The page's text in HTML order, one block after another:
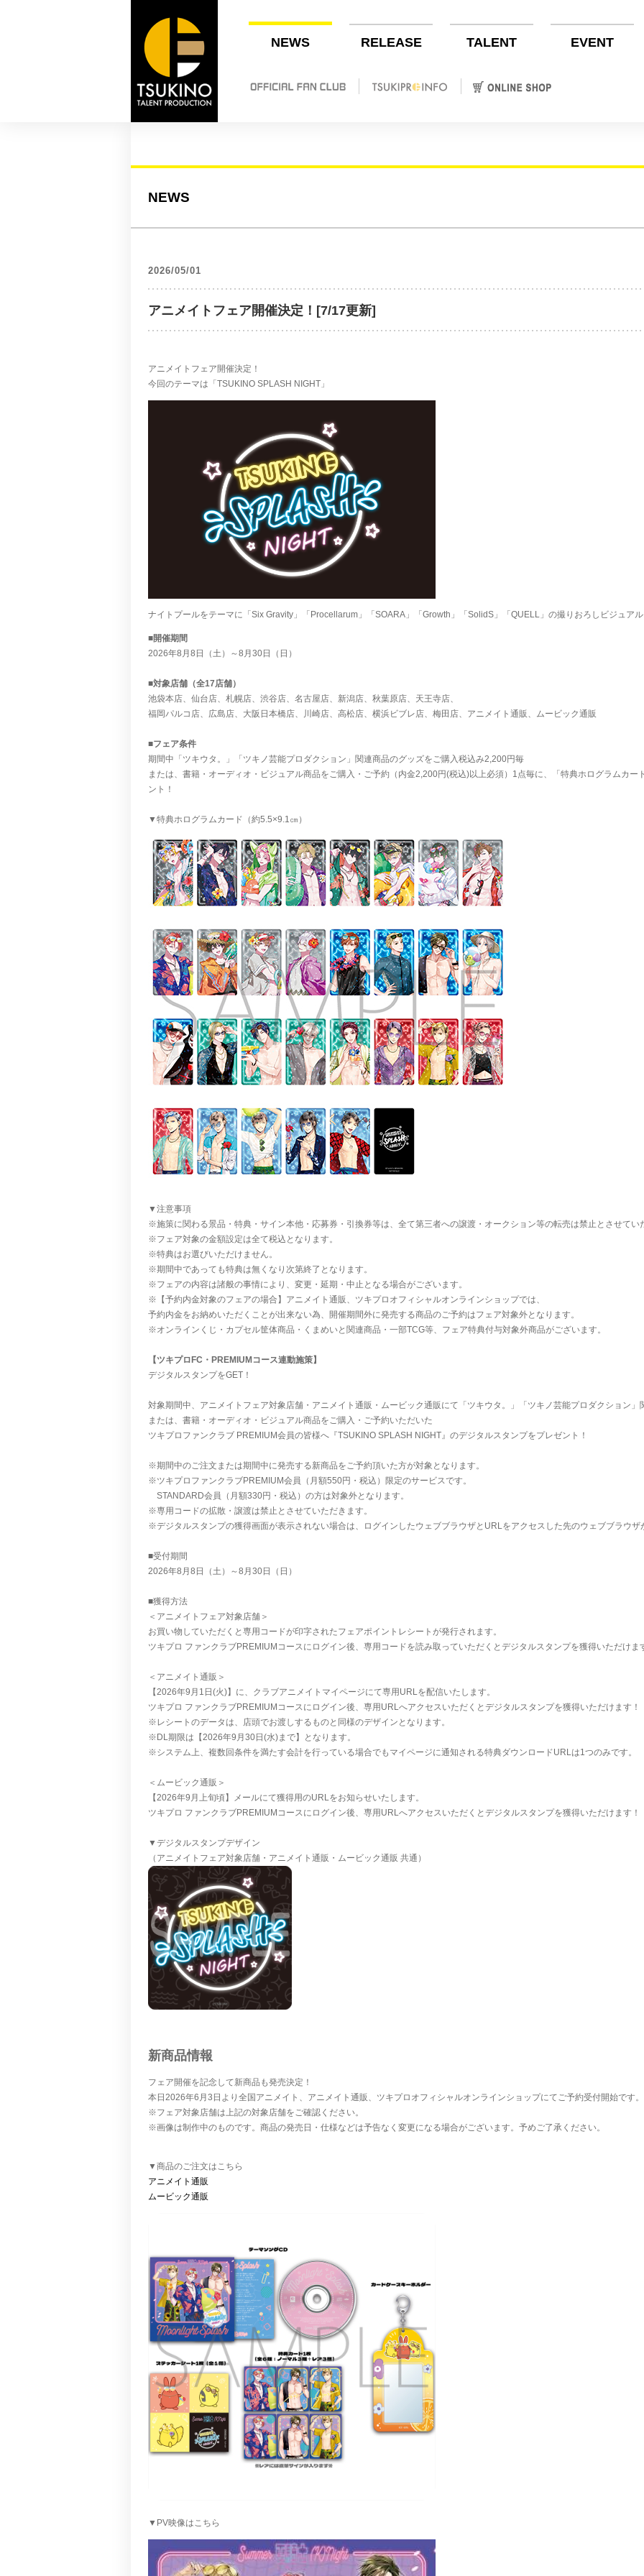
NEWS RELEASE TALENT EVENT
NEWS
2026/05/01
アニメイトフェア開催決定！[7/17更新]
アニメイトフェア開催決定！
今回のテーマは「TSUKINO SPLASH NIGHT」
ナイトプールをテーマに「Six Gravity」「Procellarum」「SOARA」「Growth」「SolidS」「QUELL」の撮りおろしビジュア
■開催期間
2026年8月8日（土）～8月30日（日）
■対象店舗（全17店舗）
池袋本店、仙台店、札幌店、渋谷店、名古屋店、新潟店、秋葉原店、天王寺店、
福岡パルコ店、広島店、大阪日本橋店、川崎店、高松店、横浜ビブレ店、梅田店、アニメイト通販、ムービック通販
■フェア条件
期間中「ツキウタ。」「ツキノ芸能プロダクション」関連商品のグッズをご購入税込み2,200円毎
または、書籍・オーディオ・ビジュアル商品をご購入・ご予約（内金2,200円(税込)以上必須）1点毎に、「特典ホログラムカ
ント！
▼特典ホログラムカード（約5.5×9.1㎝）
▼注意事項
※施策に関わる景品・特典・サイン本他・応募券・引換券等は、全て第三者への譲渡・オークション等の転売は禁止とさせてい
※フェア対象の金額設定は全て税込となります。
※特典はお選びいただけません。
※期間中であっても特典は無くなり次第終了となります。
※フェアの内容は諸般の事情により、変更・延期・中止となる場合がございます。
※【予約内金対象のフェアの場合】アニメイト通販、ツキプロオフィシャルオンラインショップでは、
予約内金をお納めいただくことが出来ない為、開催期間外に発売する商品のご予約はフェア対象外となります。
※オンラインくじ・カプセル筐体商品・くまめいと関連商品・一部TCG等、フェア特典付与対象外商品がございます。
【ツキプロFC・PREMIUMコース連動施策】
デジタルスタンプをGET！
対象期間中、アニメイトフェア対象店舗・アニメイト通販・ムービック通販にて「ツキウタ。」「ツキノ芸能プロダクション」
または、書籍・オーディオ・ビジュアル商品をご購入・ご予約いただいた
ツキプロファンクラブ PREMIUM会員の皆様へ『TSUKINO SPLASH NIGHT』のデジタルスタンプをプレゼント！
※期間中のご注文または期間中に発売する新商品をご予約頂いた方が対象となります。
※ツキプロファンクラブPREMIUM会員（月額550円・税込）限定のサービスです。
STANDARD会員（月額330円・税込）の方は対象外となります。
※専用コードの拡散・譲渡は禁止とさせていただきます。
※デジタルスタンプの獲得画面が表示されない場合は、ログインしたウェブブラウザとURLをアクセスした先のウェブブラウザ
■受付期間
2026年8月8日（土）～8月30日（日）
■獲得方法
＜アニメイトフェア対象店舗＞
お買い物していただくと専用コードが印字されたフェアポイントレシートが発行されます。
ツキプロ ファンクラブPREMIUMコースにログイン後、専用コードを読み取っていただくとデジタルスタンプを獲得いただけま
＜アニメイト通販＞
【2026年9月1日(火)】に、クラブアニメイトマイページにて専用URLを配信いたします。
ツキプロ ファンクラブPREMIUMコースにログイン後、専用URLへアクセスいただくとデジタルスタンプを獲得いただけます！
※レシートのデータは、店頭でお渡しするものと同様のデザインとなります。
※DL期限は【2026年9月30日(水)まで】となります。
※システム上、複数回条件を満たす会計を行っている場合でもマイページに通知される特典ダウンロードURLは1つのみです。
＜ムービック通販＞
【2026年9月上旬頃】メールにて獲得用のURLをお知らせいたします。
ツキプロ ファンクラブPREMIUMコースにログイン後、専用URLへアクセスいただくとデジタルスタンプを獲得いただけます！
▼デジタルスタンプデザイン
（アニメイトフェア対象店舗・アニメイト通販・ムービック通販 共通）
新商品情報
フェア開催を記念して新商品も発売決定！
本日2026年6月3日より全国アニメイト、アニメイト通販、ツキプロオフィシャルオンラインショップにてご予約受付開始です。
※フェア対象店舗は上記の対象店舗をご確認ください。
※画像は制作中のものです。商品の発売日・仕様などは予告なく変更になる場合がございます。予めご了承ください。
▼商品のご注文はこちら
アニメイト通販
ムービック通販
▼PV映像はこちら